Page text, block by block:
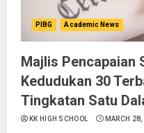
PIBG Academic News
Majlis Pencapaian
Kedudukan 30
Tingkatan Satu
KK HIGH SCHOOL MARCH